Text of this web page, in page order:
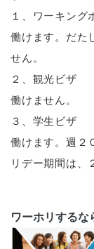
１、ワーキング
働けます。だた
せん。
２、観光ビザ
働けません。
３、学生ビザ
働けます。週２
リデー期間は、
ワーホリするな